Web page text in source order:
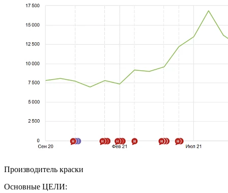
Производитель краски
Основные ЦЕЛИ: